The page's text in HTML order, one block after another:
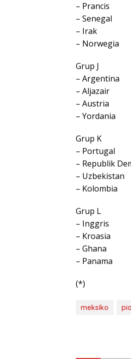
– Prancis
– Senegal
– Irak
– Norwegia
Grup J
– Argentina
– Aljazair
– Austria
– Yordania
Grup K
– Portugal
– Republik
– Uzbekistan
– Kolombia
Grup L
– Inggris
– Kroasia
– Ghana
– Panama
(*)
meksiko